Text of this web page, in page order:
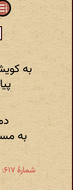
به
به